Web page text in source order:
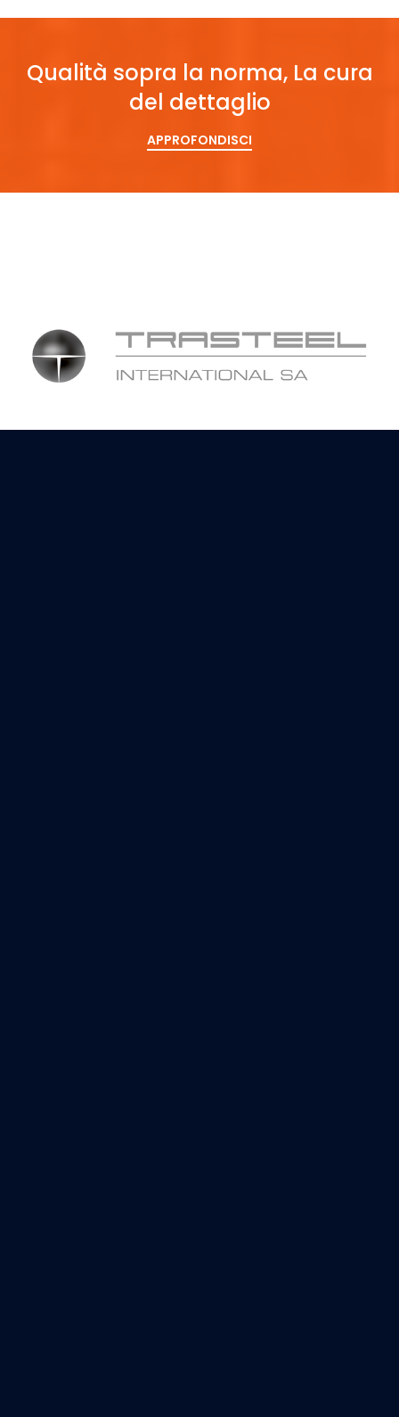
Qualità sopra la norma, La cura
del dettaglio
APPROFONDISCI